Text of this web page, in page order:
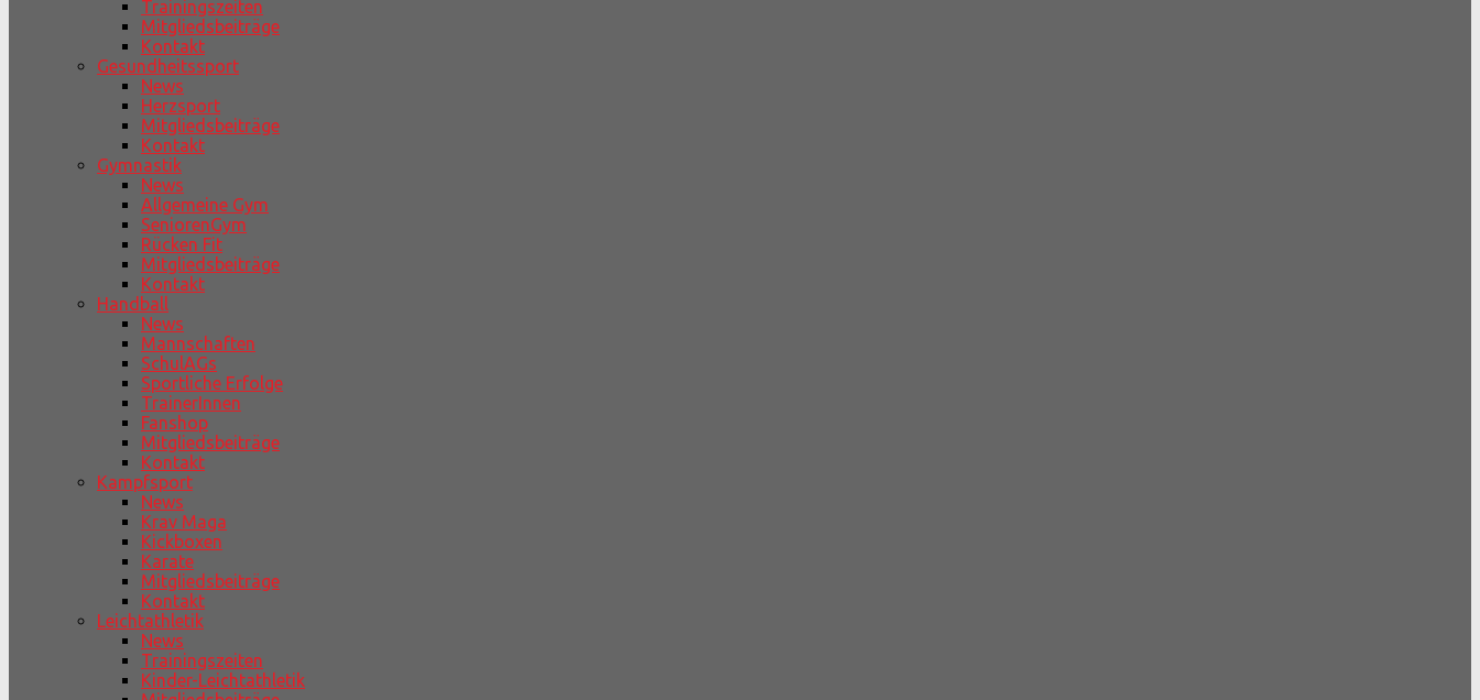
Trainingszeiten
Mitgliedsbeiträge
Kontakt
Gesundheitssport
News
Herzsport
Mitgliedsbeiträge
Kontakt
Gymnastik
News
Allgemeine Gym
SeniorenGym
Rücken Fit
Mitgliedsbeiträge
Kontakt
Handball
News
Mannschaften
SchulAGs
Sportliche Erfolge
TrainerInnen
Fanshop
Mitgliedsbeiträge
Kontakt
Kampfsport
News
Krav Maga
Kickboxen
Karate
Mitgliedsbeiträge
Kontakt
Leichtathletik
News
Trainingszeiten
Kinder-Leichtathletik